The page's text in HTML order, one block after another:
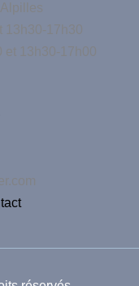
13h30-17h30
et 13h30-17h00